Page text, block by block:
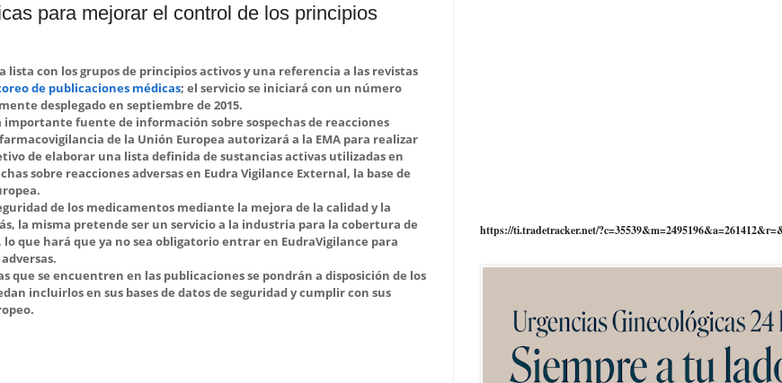
para mejorar el control de los principios
lista con los grupos de principios activos y una referencia a las revistas
de publicaciones médicas; el servicio se iniciará con un número
desplegado en septiembre de 2015.
fuente de información sobre sospechas de reacciones
de la Unión Europea autorizará a la EMA para realizar
de elaborar una lista definida de sustancias activas utilizadas en
sobre reacciones adversas en Eudra Vigilance External, la base de
de los medicamentos mediante la mejora de la calidad y la
la misma pretende ser un servicio a la industria para la cobertura de
que hará que ya no sea obligatorio entrar en EudraVigilance para
que se encuentren en las publicaciones se pondrán a disposición de los
incluirlos en sus bases de datos de seguridad y cumplir con sus
https://ti.tradetracker.net/